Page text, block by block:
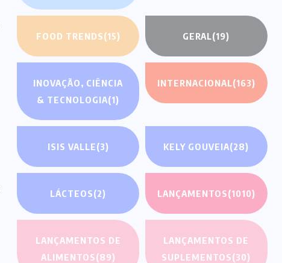
FOOD TRENDS(15) GERAL(19)
INOVAÇÃO, CIÊNCIA
& TECNOLOGIA(1)
INTERNACIONAL(163)
ISIS VALLE(3) KELY GOUVEIA(28)
LÁCTEOS(2) LANÇAMENTOS(1010)
LANÇAMENTOS DE
ALIMENTOS(89)
LANÇAMENTOS DE
SUPLEMENTOS(30)